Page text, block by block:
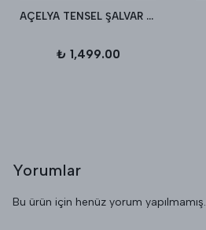
AÇELYA TENSEL ŞALVAR PANTALON
₺ 1,499.00
Yorumlar
Bu ürün için henüz yorum yapılmamış.